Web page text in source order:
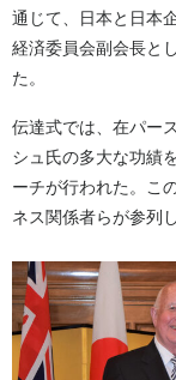
通じて、日本と日本
経済委員会副会長と
た。
伝達式では、在パー
シュ氏の多大な功績
ーチが行われた。こ
ネス関係者らが参列